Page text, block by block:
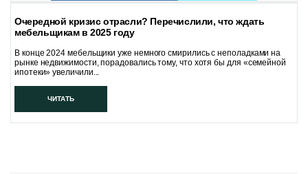
Очередной кризис отрасли? Перечислили, что ждать
мебельщикам в 2025 году
В конце 2024 мебельщики уже немного смирились с неполадками на
рынке недвижимости, порадовались тому, что хотя бы для «семейной
ипотеки» увеличили...
ЧИТАТЬ